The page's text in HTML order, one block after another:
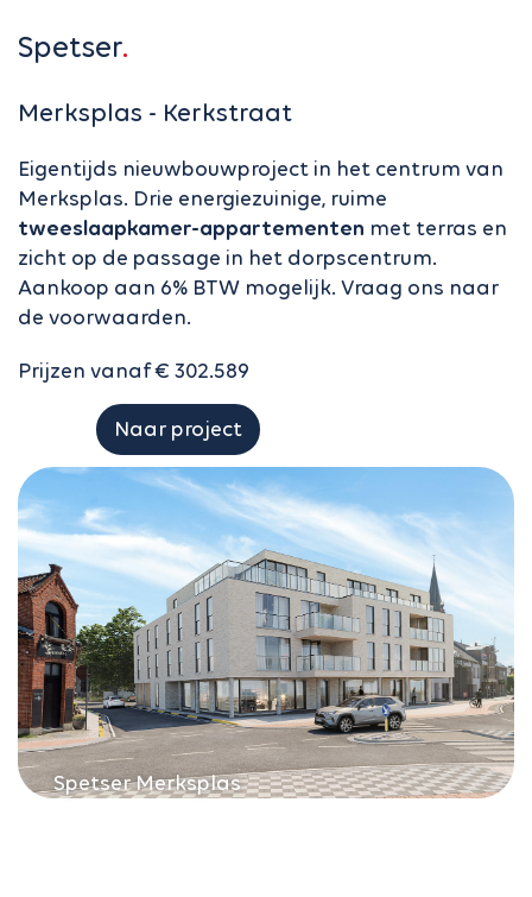
Spetser
Merksplas - Kerkstraat
Eigentijds nieuwbouwproject in het centrum van
Merksplas. Drie energiezuinige, ruime
tweeslaapkamer-appartementen met terras en
zicht op de passage in het dorpscentrum.
Aankoop aan 6% BTW mogelijk. Vraag ons naar
de voorwaarden.
Prijzen vanaf € 302.589
Naar project
Spetser Merksplas